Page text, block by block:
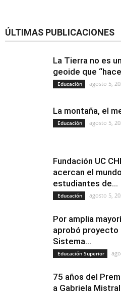
ÚLTIMAS PUBLICACIONES
La Tierra no es
geoide que
Educación agosto 5,
La montaña, el
Educación agosto 5,
Fundación UC
acercan el
estudiantes de...
Educación agosto 5,
Por amplia
aprobó proyecto
Sistema...
Educación Superior
75 años del
a Gabriela Mistral